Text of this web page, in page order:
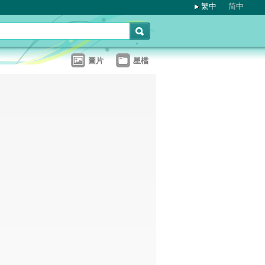
繁中 简中
圖片 星檔